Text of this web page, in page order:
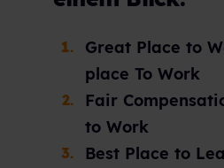
Great Place to
place To Work
Fair
to Work
Best Place to